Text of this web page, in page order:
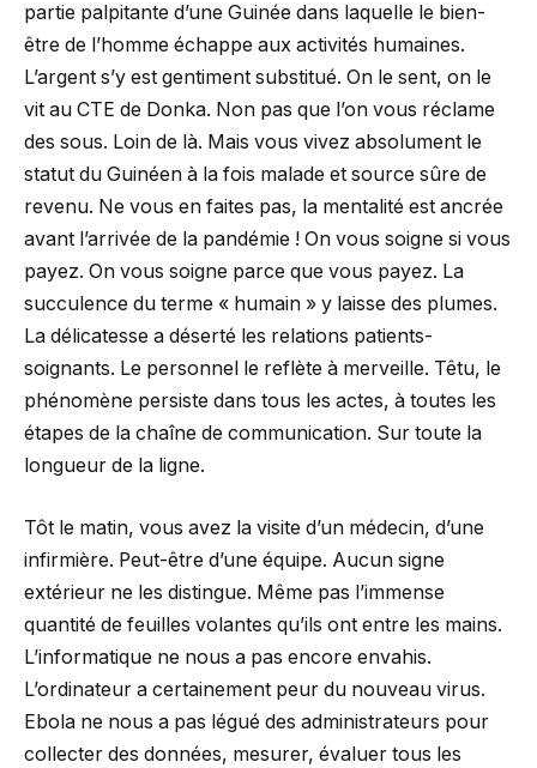
partie palpitante d’une Guinée dans laquelle le bien-
être de l’homme échappe aux activités humaines.
L’argent s’y est gentiment substitué. On le sent, on le
vit au CTE de Donka. Non pas que l’on vous réclame
des sous. Loin de là. Mais vous vivez absolument le
statut du Guinéen à la fois malade et source sûre de
revenu. Ne vous en faites pas, la mentalité est ancrée
avant l’arrivée de la pandémie ! On vous soigne si vous
payez. On vous soigne parce que vous payez. La
succulence du terme « humain » y laisse des plumes.
La délicatesse a déserté les relations patients-
soignants. Le personnel le reflète à merveille. Têtu, le
phénomène persiste dans tous les actes, à toutes les
étapes de la chaîne de communication. Sur toute la
longueur de la ligne.
Tôt le matin, vous avez la visite d’un médecin, d’une
infirmière. Peut-être d’une équipe. Aucun signe
extérieur ne les distingue. Même pas l’immense
quantité de feuilles volantes qu’ils ont entre les mains.
L’informatique ne nous a pas encore envahis.
L’ordinateur a certainement peur du nouveau virus.
Ebola ne nous a pas légué des administrateurs pour
collecter des données, mesurer, évaluer tous les